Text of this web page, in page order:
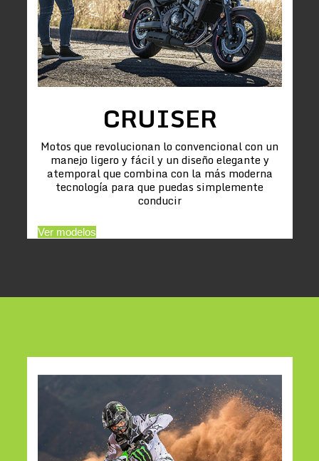
CRUISER
Motos que revolucionan lo convencional con un
manejo ligero y fácil y un diseño elegante y
atemporal que combina con la más moderna
tecnología para que puedas simplemente
conducir
Ver modelos